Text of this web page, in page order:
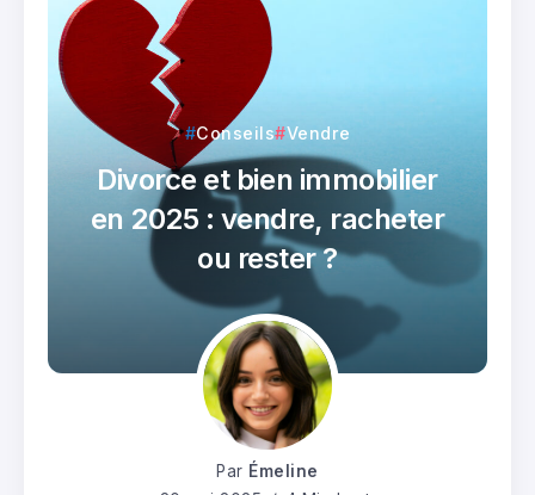
Conseils Vendre
Divorce et bien immobilier
en 2025 : vendre, racheter
ou rester ?
Par Émeline